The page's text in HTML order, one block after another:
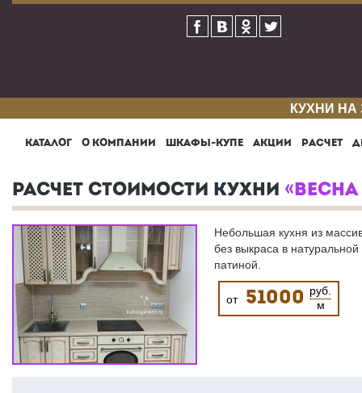
КУХНИ
КАТАЛОГ О КОМПАНИИ ШКАФЫ-КУПЕ АКЦИИ РАСЧЕТ
РАСЧЕТ СТОИМОСТИ КУХНИ «ВЕСНА
Небольшая кухня из
без выкраса в натуральной
патиной.
от 51000 руб.
м